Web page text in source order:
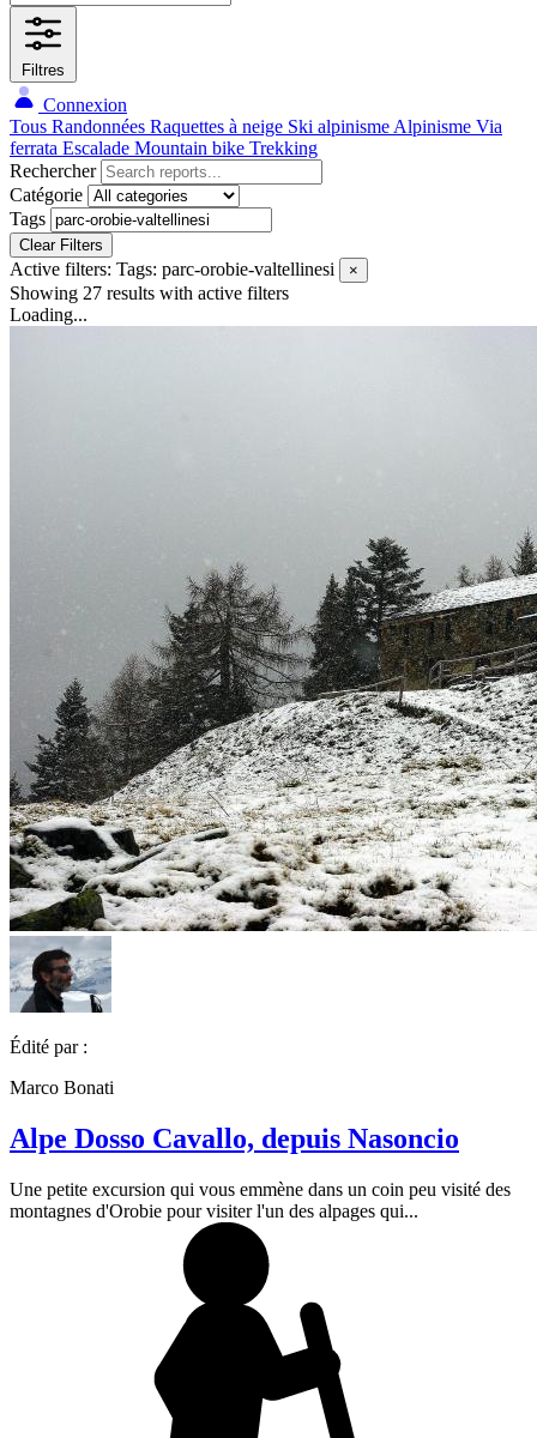
Filtres
Connexion
Tous Randonnées Raquettes à neige Ski alpinisme Alpinisme Via
ferrata Escalade Mountain bike Trekking
Rechercher
Catégorie
Tags
Clear Filters
Active filters: Tags: parc-orobie-valtellinesi ×
Showing 27 results with active filters
Loading...
Édité par :
Marco Bonati
Alpe Dosso Cavallo, depuis Nasoncio
Une petite excursion qui vous emmène dans un coin peu visité des
montagnes d'Orobie pour visiter l'un des alpages qui...